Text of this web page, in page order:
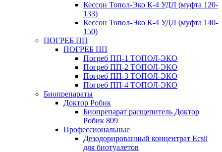
Кессон Топол-Эко К-4 УДЛ (муфта 120-
133)
Кессон Топол-Эко К-4 УДЛ (муфта 140-
150)
ПОГРЕБ ПП
ПОГРЕБ ПП
Погреб ПП-1 ТОПОЛ-ЭКО
Погреб ПП-2 ТОПОЛ-ЭКО
Погреб ПП-3 ТОПОЛ-ЭКО
Погреб ПП-4 ТОПОЛ-ЭКО
Биопрепараты
Доктор Робик
Биопрепарат расщепитель Доктор
Робик 809
Профессиональные
Дезодорированный концентрат Ecsil
для биотуалетов